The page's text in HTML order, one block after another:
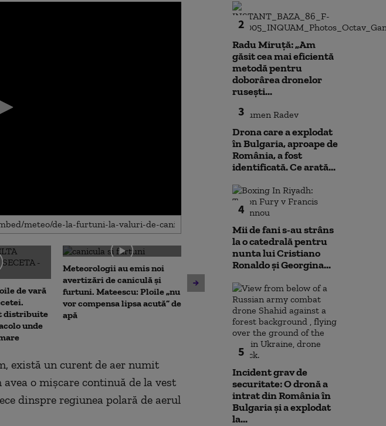
de vară
distribuite
unde
Meteorologii au emis noi
avertizări de caniculă și
furtuni. Mateescu: Ploile „nu
vor compensa lipsa acută” de
apă
România, sub un val intens
de căldură. Cod roșu de
temperaturi extreme, cu
maxime de până la 41 de
România. Cod
până la 41°C.
posibil să
roșu”
există un curent de aer numit
o mișcare continuă de la vest
dinspre regiunea polară de aerul
2
Radu Miruță: „Am
găsit cea mai eficientă
metodă pentru
doborârea dronelor
rusești...
3
Drona care a explodat
în Bulgaria, aproape de
România, a fost
identificată. Ce arată...
4
Mii de fani s-au strâns
la o catedrală pentru
nunta lui Cristiano
Ronaldo şi Georgina...
5
Incident grav de
securitate: O dronă a
intrat din România în
Bulgaria şi a explodat
la...